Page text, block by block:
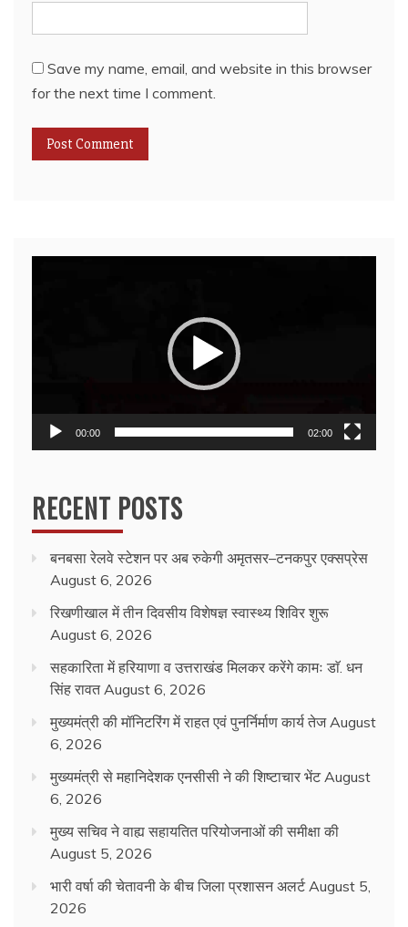
Save my name, email, and website in this browser
for the next time I comment.
00:00 02:00
RECENT POSTS
बनबसा रेलवे स्टेशन पर अब रुकेगी अमृतसर–टनकपुर एक्सप्रेस
August 6, 2026
रिखणीखाल में तीन दिवसीय विशेषज्ञ स्वास्थ्य शिविर शुरू
August 6, 2026
सहकारिता में हरियाणा व उत्तराखंड मिलकर करेंगे कामः डाॅ. धन
सिंह रावत August 6, 2026
मुख्यमंत्री की मॉनिटरिंग में राहत एवं पुनर्निर्माण कार्य तेज August
6, 2026
मुख्यमंत्री से महानिदेशक एनसीसी ने की शिष्टाचार भेंट August
6, 2026
मुख्य सचिव ने वाह्य सहायतित परियोजनाओं की समीक्षा की
August 5, 2026
भारी वर्षा की चेतावनी के बीच जिला प्रशासन अलर्ट August 5,
2026